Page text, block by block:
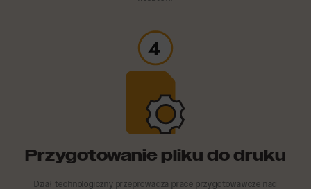
Przygotowanie pliku do druku
Dział technologiczny przeprowadza prace przygotowawcze nad